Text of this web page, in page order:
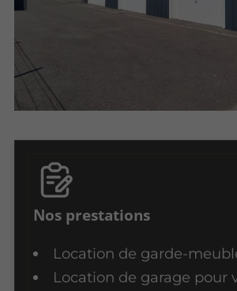
Nos prestations
Location de garde-
Location de garage pour